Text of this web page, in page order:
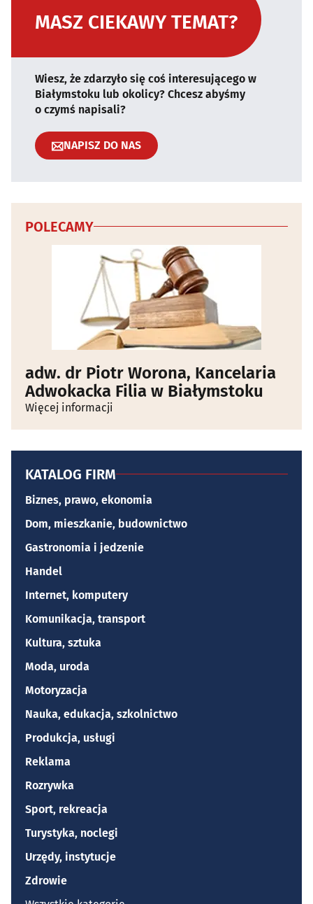
MASZ CIEKAWY TEMAT?
Wiesz, że zdarzyło się coś interesującego w
Białymstoku lub okolicy? Chcesz abyśmy
o czymś napisali?
NAPISZ DO NAS
POLECAMY
adw. dr Piotr Worona, Kancelaria
Adwokacka Filia w Białymstoku
Więcej informacji
KATALOG FIRM
Biznes, prawo, ekonomia
Dom, mieszkanie, budownictwo
Gastronomia i jedzenie
Handel
Internet, komputery
Komunikacja, transport
Kultura, sztuka
Moda, uroda
Motoryzacja
Nauka, edukacja, szkolnictwo
Produkcja, usługi
Reklama
Rozrywka
Sport, rekreacja
Turystyka, noclegi
Urzędy, instytucje
Zdrowie